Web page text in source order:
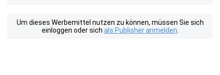
Um dieses Werbemittel nutzen zu können, müssen Sie sich
einloggen oder sich als Publisher anmelden